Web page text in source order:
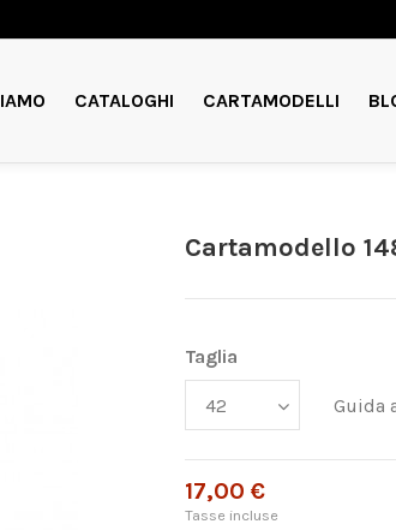
CATALOGHI CARTAMODELLI
Cartamodello
Taglia
Guida
17,00 €
Tasse incluse